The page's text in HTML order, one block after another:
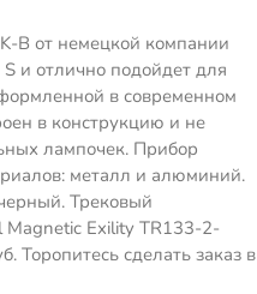
B от немецкой компании
и отлично подойдет для
в современном
в конструкцию и не
лампочек. Прибор
металл и алюминий.
Трековый
Magnetic Exility TR133-2-
Торопитесь сделать заказ в